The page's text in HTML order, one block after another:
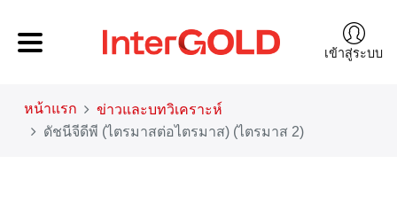
เข้าสู่ระบบ
หน้าแรก
ข่าวและบทวิเคราะห์
ดัชนีจีดีพี (ไตรมาสต่อไตรมาส) (ไตรมาส 2)